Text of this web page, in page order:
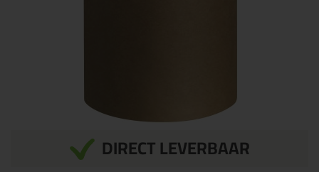
DIRECT LEVERBAAR